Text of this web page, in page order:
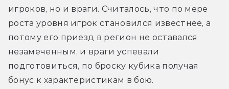
игроков, но и враги. Считалось, что по мере
роста уровня игрок становился известнее, а
потому его приезд в регион не оставался
незамеченным, и враги успевали
подготовиться, по броску кубика получая
бонус к характеристикам в бою.